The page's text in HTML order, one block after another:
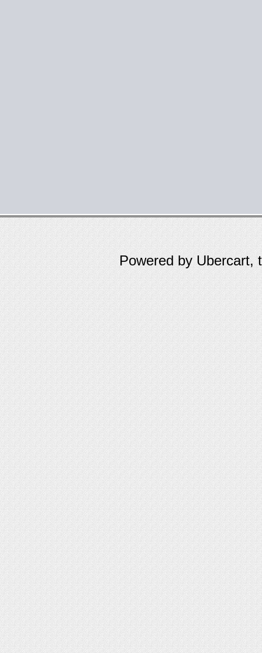
Powered by Ubercart,